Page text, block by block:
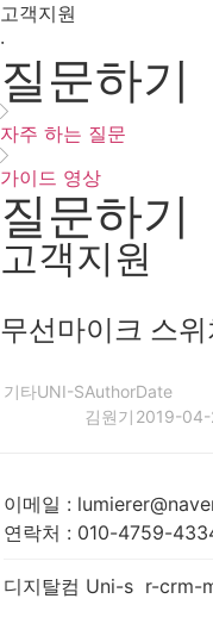
고객지원
·
질문하기
자주 하는 질문
가이드 영상
질문하기
고객지원
무선마이크 스위
기타UNI-SAuthor
김원기
Date
2019-04-
이메일 :
연락처 : 010-4759-
디지탈컴 Uni-s r-crm-